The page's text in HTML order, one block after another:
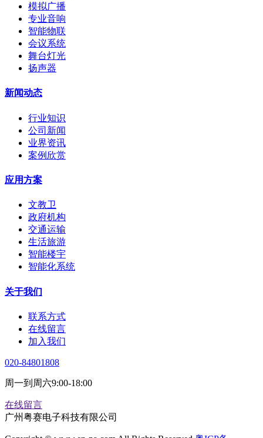
模拟广播
专业音响
智能物联
会议系统
舞台灯光
扬声器
新闻动态
行业知识
公司新闻
业界资讯
案例欣赏
应用方案
文教卫
政府机构
交通运输
生活旅游
智能楼宇
智能化系统
关于我们
联系方式
在线留言
加入我们
020-84801808
周一到周六9:00-18:00
在线留言
广州粤赛电子科技有限公司